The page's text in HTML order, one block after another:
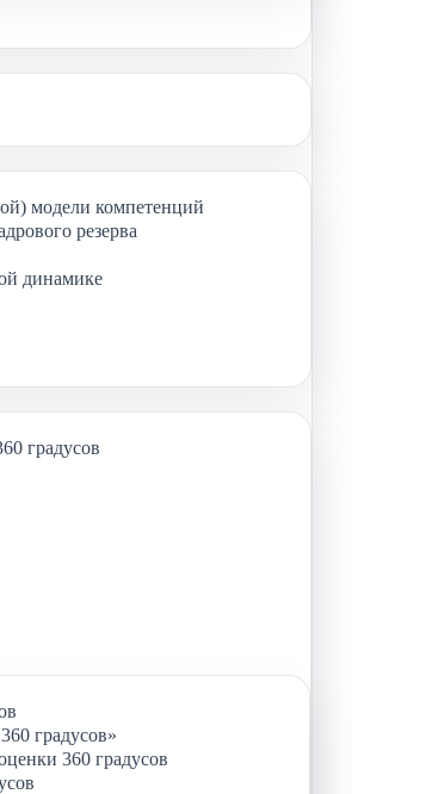
модели компетенций
резерва
динамике
градусов
градусов»
360 градусов